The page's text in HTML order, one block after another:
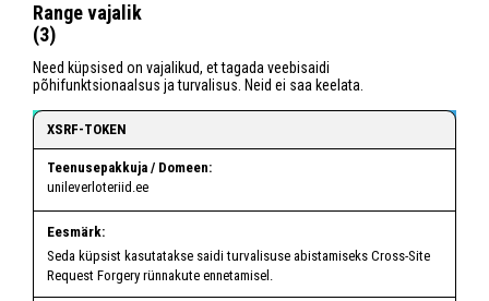
Range vajalik
(3)
Need küpsised on vajalikud, et tagada veebisaidi
põhifunktsionaalsus ja turvalisus. Neid ei saa keelata.
XSRF-TOKEN
unileverloteriid.ee
Seda küpsist kasutatakse saidi turvalisuse abistamiseks Cross-Site
Request Forgery rünnakute ennetamisel.